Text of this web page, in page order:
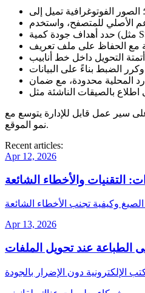
الأصلي للمتصفح
حدد أهداف جودة كمية
أتمتة التحويل
اطلاع
سير عمل قابل للإدارة يتوسع مع
نمو الموقع.
Recent articles:
Apr 12, 2026
التقنيات والأخطاء الشائعة
Apr 13, 2026
عند تحويل الملفات